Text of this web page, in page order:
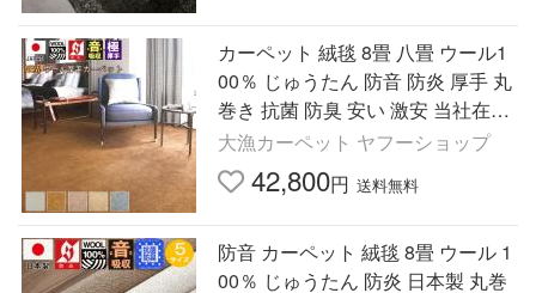
カーペット 絨毯 8畳 八畳 ウール1
00％ じゅうたん 防音 防炎 厚手 丸
巻き 抗菌 防臭 安い 激安 当社在庫
(Ｗ−500/８畳) 江戸間 ８畳 352×35
2cm 正方形 サイズ
大漁カーペット ヤフーショップ
42,800円 送料無料
防音 カーペット 絨毯 8畳 ウール 1
00％ じゅうたん 防炎 日本製 丸巻